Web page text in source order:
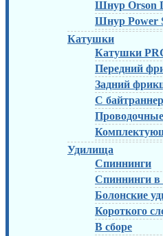
Шнур Orson
Шнур Power
Катушки
Катушки
Передний
Задний
С
Проводочные
Удилища
Спиннинги
Спиннинги в
Болонские
Короткого
В сборе